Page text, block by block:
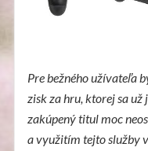
Pre bežného užívateľa
zisk za hru, ktorej sa už
zakúpený titul moc
a využitím tejto služby